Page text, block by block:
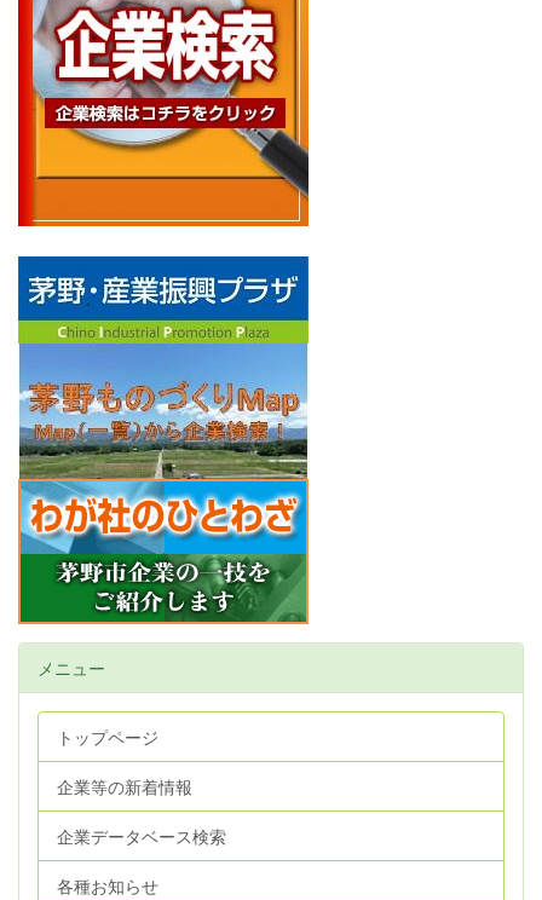
メニュー
トップページ
企業等の新着情報
企業データベース検索
各種お知らせ